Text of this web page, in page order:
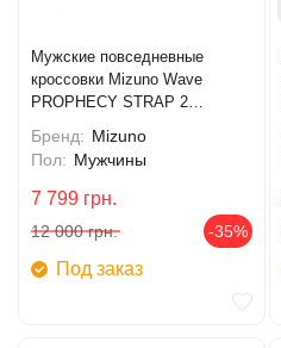
Мужские повседневные
кроссовки Mizuno Wave
PROPHECY STRAP 2
Бренд: Mizuno
Пол: Мужчины
7 799 грн.
12 000 грн. -35%
Под заказ